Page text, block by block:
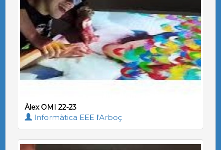
Àlex OMI 22-23
Informàtica EEE l'Arboç